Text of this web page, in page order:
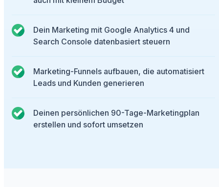
Dein Marketing mit Google Analytics 4 und
Search Console datenbasiert steuern
Marketing-Funnels aufbauen, die automatisiert
Leads und Kunden generieren
Deinen persönlichen 90-Tage-Marketingplan
erstellen und sofort umsetzen